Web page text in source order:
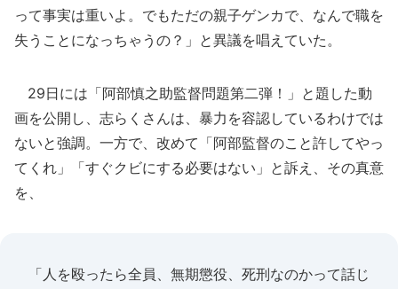
って事実は重いよ。でもただの親子ゲンカで、なんで職を
失うことになっちゃうの？」と異議を唱えていた。
29日には「阿部慎之助監督問題第二弾！」と題した動
画を公開し、志らくさんは、暴力を容認しているわけでは
ないと強調。一方で、改めて「阿部監督のこと許してやっ
てくれ」「すぐクビにする必要はない」と訴え、その真意
を、
「人を殴ったら全員、無期懲役、死刑なのかって話じ